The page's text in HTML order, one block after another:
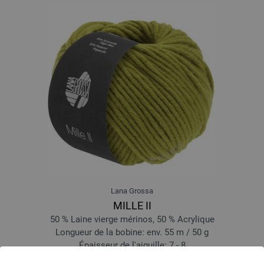
Lana Grossa
MILLE II
50 % Laine vierge mérinos, 50 % Acrylique
Longueur de la bobine: env. 55 m / 50 g
Épaisseur de l'aiguille: 7 - 8